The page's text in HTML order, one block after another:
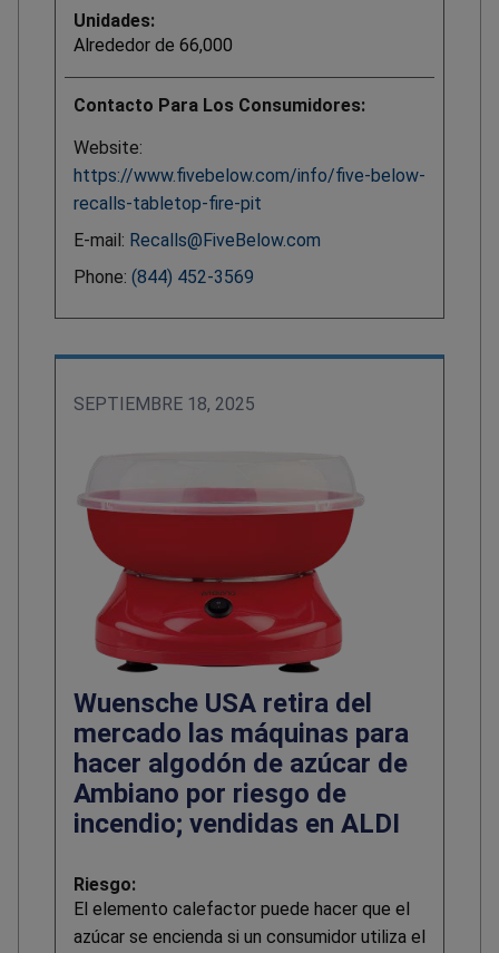
Unidades:
Alrededor de 66,000
Contacto Para Los Consumidores:
Website:
https://www.fivebelow.com/info/five-below-
recalls-tabletop-fire-pit
E-mail: Recalls@FiveBelow.com
Phone: (844) 452-3569
SEPTIEMBRE 18, 2025
Wuensche USA retira del
mercado las máquinas para
hacer algodón de azúcar de
Ambiano por riesgo de
incendio; vendidas en ALDI
Riesgo:
El elemento calefactor puede hacer que el
azúcar se encienda si un consumidor utiliza el